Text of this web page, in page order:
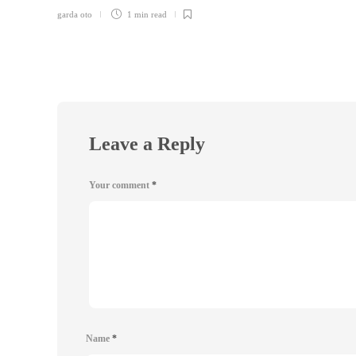
garda oto 1 min read
Leave a Reply
Your comment *
Name *